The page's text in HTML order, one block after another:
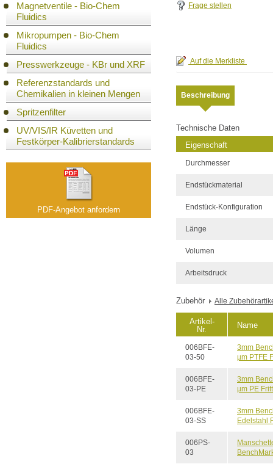
Magnetventile - Bio-Chem
Fluidics
Mikropumpen - Bio-Chem
Fluidics
Presswerkzeuge - KBr und XRF
Referenzstandards und
Chemikalien in kleinen Mengen
Spritzenfilter
UV/VIS/IR Küvetten und
Festkörper-Kalibrierstandards
PDF-Angebot anfordern
Frage stellen
Beschreibung
Technische Daten
Eigenschaft
Durchmesser
Endstückmaterial
Endstück-Konfiguration
Länge
Volumen
Arbeitsdruck
Zubehör Alle
Artikel-
Nr.
Name
006BFE-
03-50
3mm
µm PTFE
006BFE-
03-PE
3mm
µm PE
006BFE-
03-SS
3mm
Edelstahl
006PS-
03